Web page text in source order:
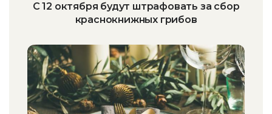
С 12 октября будут штрафовать за сбор
краснокнижных грибов